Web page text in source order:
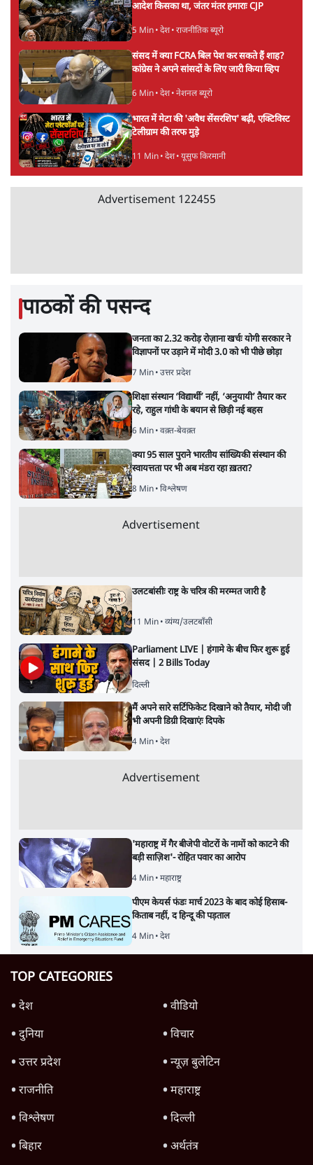
आदेश किसका था, जंतर मंतर हमाराः CJP
5 Min• देश• राजनीतिक ब्यूरो
संसद में क्या FCRA बिल पेश कर सकते हैं शाह?
कांग्रेस ने अपने सांसदों के लिए जारी किया व्हिप
6 Min• देश• नेशनल ब्यूरो
भारत में मेटा की 'अवैध सेंसरशिप' बढ़ी, एक्टिविस्ट
टेलीग्राम की तरफ मुड़े
11 Min• देश• यूसुफ किरमानी
Advertisement 122455
पाठकों की पसन्द
जनता का 2.32 करोड़ रोज़ाना खर्चः योगी सरकार ने
विज्ञापनों पर उड़ाने में मोदी 3.0 को भी पीछे छोड़ा
7 Min• उत्तर प्रदेश
शिक्षा संस्थान ‘विद्यार्थी’ नहीं, ‘अनुयायी’ तैयार कर
रहे, राहुल गांधी के बयान से छिड़ी नई बहस
6 Min• वक़्त-बेवक़्त
क्या 95 साल पुराने भारतीय सांख्यिकी संस्थान की
स्वायत्तता पर भी अब मंडरा रहा ख़तरा?
8 Min• विश्लेषण
Advertisement
उलटबांसीः राष्ट्र के चरित्र की मरम्मत जारी है
11 Min• व्यंग्य/उलटबाँसी
Parliament LIVE | हंगामे के बीच फिर शुरू हुई
संसद | 2 Bills Today
दिल्ली
मैं अपने सारे सर्टिफिकेट दिखाने को तैयार, मोदी जी
भी अपनी डिग्री दिखाएंः दिपके
4 Min• देश
Advertisement
'महाराष्ट्र में गैर बीजेपी वोटरों के नामों को काटने की
बड़ी साज़िश'- रोहित पवार का आरोप
4 Min• महाराष्ट्र
पीएम केयर्स फंडः मार्च 2023 के बाद कोई हिसाब-
किताब नहीं, द हिन्दू की पड़ताल
4 Min• देश
TOP CATEGORIES
देश
वीडियो
दुनिया
विचार
उत्तर प्रदेश
न्यूज़ बुलेटिन
राजनीति
महाराष्ट्र
विश्लेषण
दिल्ली
बिहार
अर्थतंत्र